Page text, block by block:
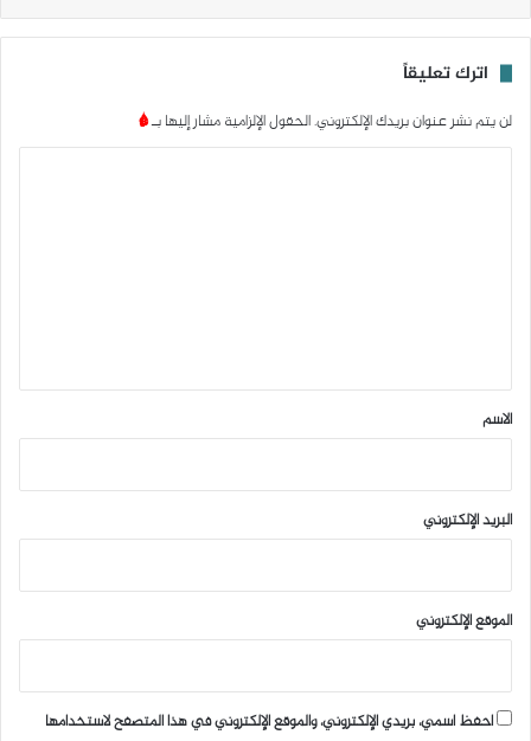
اترك تعليقاً
لن يتم نشر عنوان بريدك الإلكتروني.الحقول الإلزامية مشار إليها بـ*
*
الاسم
البريد الإلكتروني
الموقع الإلكتروني
احفظ اسمي، بريدي الإلكتروني، والموقع الإلكتروني في هذا المتصفح لاستخدامها